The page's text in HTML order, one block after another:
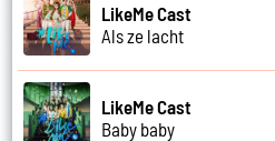
LikeMe Cast
Als ze lacht
LikeMe Cast
Baby baby